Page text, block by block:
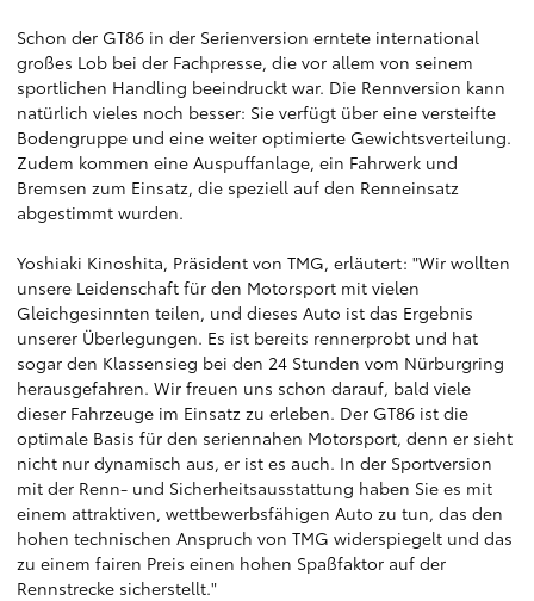
Schon der GT86 in der Serienversion erntete international
großes Lob bei der Fachpresse, die vor allem von seinem
sportlichen Handling beeindruckt war. Die Rennversion kann
natürlich vieles noch besser: Sie verfügt über eine versteifte
Bodengruppe und eine weiter optimierte Gewichtsverteilung.
Zudem kommen eine Auspuffanlage, ein Fahrwerk und
Bremsen zum Einsatz, die speziell auf den Renneinsatz
abgestimmt wurden.
Yoshiaki Kinoshita, Präsident von TMG, erläutert: "Wir wollten
unsere Leidenschaft für den Motorsport mit vielen
Gleichgesinnten teilen, und dieses Auto ist das Ergebnis
unserer Überlegungen. Es ist bereits rennerprobt und hat
sogar den Klassensieg bei den 24 Stunden vom Nürburgring
herausgefahren. Wir freuen uns schon darauf, bald viele
dieser Fahrzeuge im Einsatz zu erleben. Der GT86 ist die
optimale Basis für den seriennahen Motorsport, denn er sieht
nicht nur dynamisch aus, er ist es auch. In der Sportversion
mit der Renn- und Sicherheitsausstattung haben Sie es mit
einem attraktiven, wettbewerbsfähigen Auto zu tun, das den
hohen technischen Anspruch von TMG widerspiegelt und das
zu einem fairen Preis einen hohen Spaßfaktor auf der
Rennstrecke sicherstellt."